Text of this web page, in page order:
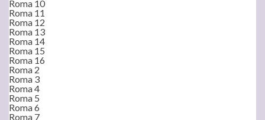
Roma 10
Roma 11
Roma 12
Roma 13
Roma 14
Roma 15
Roma 16
Roma 2
Roma 3
Roma 4
Roma 5
Roma 6
Roma 7